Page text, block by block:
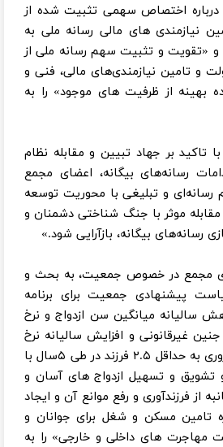
درباره اختصاص سهمی تثبیت شده از
نیازمندی های مالی رسانه ملی به
و «تقویت و تثبیت سهم رسانه ملی از
و تامین نیازمندی‌های مالی، فنی و
بهینه از ظرفیت های موجود» را به
تاکید بر جهاد تبیین و مقابله نظام
رسانه‌های بیگانه، اعضای مجمع
و تبلیغی با محوریت توسعه
موثر با جنگ شناختی دشمنان و
رسانه‌های بیگانه، بازآرایی شود.»
مجمع در خصوص جمعیت، به بحث و
پیشنهادی جمعیت برای برنامه
سالیانه میانگین سن ازدواج و نرخ
غیرقانونی و افزایش سالیانه نرخ
ازدواج و افزایش نرخ باروری به حداقل ۲.۵ فرزند در طی ۵سال با
و تشویق و تسهیل ازدواج های آسان و
از فرزندآوری و رفع موانع آن و ایجاد
تامین مسکن و شغل برای جوانان و
مهاجرت های داخلی و خارجی» را به